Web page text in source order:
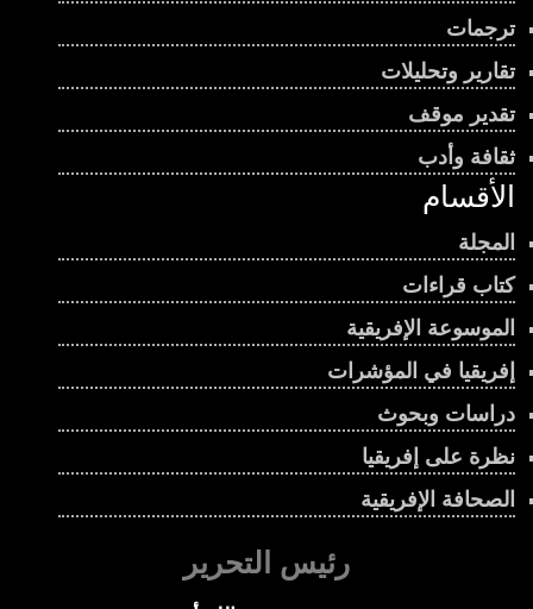
ترجمات
تقارير وتحليلات
تقدير موقف
ثقافة وأدب
الأقسام
المجلة
كتاب قراءات
الموسوعة الإفريقية
إفريقيا في المؤشرات
دراسات وبحوث
نظرة على إفريقيا
الصحافة الإفريقية
رئيس التحرير